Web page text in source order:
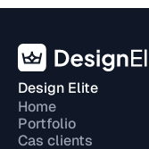
Design Elite
Home
Portfolio
Cas clients